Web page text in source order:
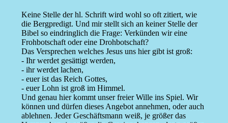
Keine Stelle der hl. Schrift wird wohl so oft zitiert, wie
die Bergpredigt. Und mir stellt sich an keiner Stelle der
Bibel so eindringlich die Frage: Verkünden wir eine
Frohbotschaft oder eine Drohbotschaft?
Das Versprechen welches Jesus uns hier gibt ist groß:
- Ihr werdet gesättigt werden,
- ihr werdet lachen,
- euer ist das Reich Gottes,
- euer Lohn ist groß im Himmel.
Und genau hier kommt unser freier Wille ins Spiel. Wir
können und dürfen dieses Angebot annehmen, oder auch
ablehnen. Jeder Geschäftsmann weiß, je größer das